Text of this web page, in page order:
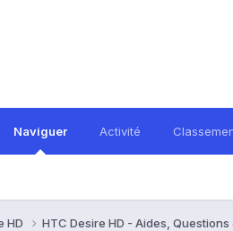
Naviguer Activité
HD HTC Desire HD - Aides, Questions